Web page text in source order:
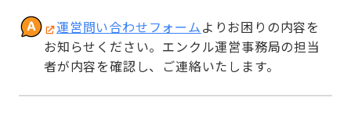
運営問い合わせフォームよりお困りの内容を
お知らせください。エンクル運営事務局の担当
者が内容を確認し、ご連絡いたします。